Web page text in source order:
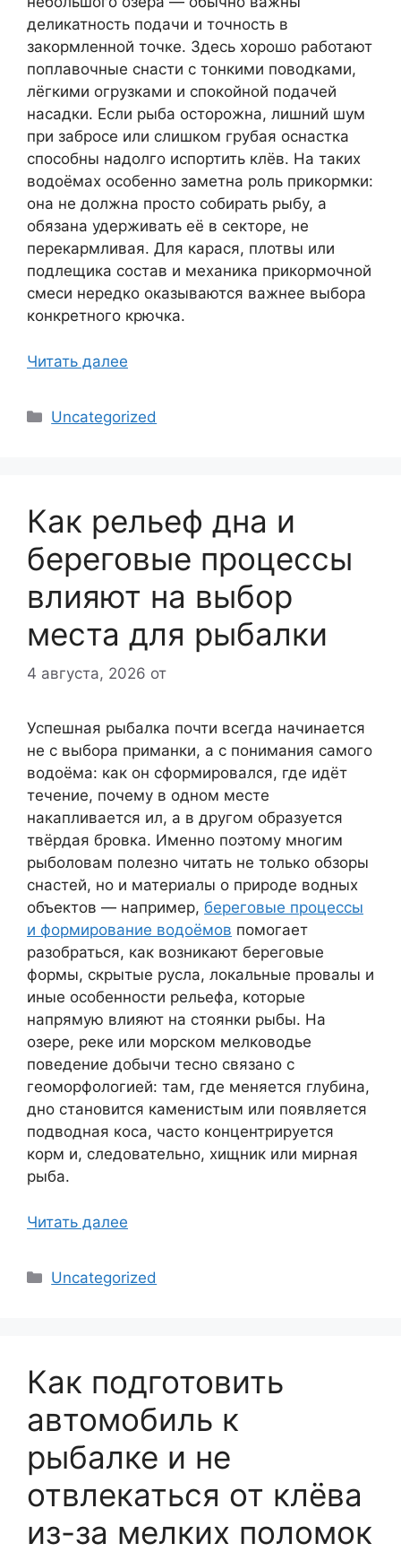
деликатность подачи и точность в
закормленной точке. Здесь хорошо работают
поплавочные снасти с тонкими поводками,
лёгкими огрузками и спокойной подачей
насадки. Если рыба осторожна, лишний шум
при забросе или слишком грубая оснастка
способны надолго испортить клёв. На таких
водоёмах особенно заметна роль прикормки:
она не должна просто собирать рыбу, а
обязана удерживать её в секторе, не
перекармливая. Для карася, плотвы или
подлещика состав и механика прикормочной
смеси нередко оказываются важнее выбора
конкретного крючка.
Читать далее
Рубрики
Uncategorized
Как рельеф дна и
береговые процессы
влияют на выбор
места для рыбалки
4 августа, 2026 от
Успешная рыбалка почти всегда начинается
не с выбора приманки, а с понимания самого
водоёма: как он сформировался, где идёт
течение, почему в одном месте
накапливается ил, а в другом образуется
твёрдая бровка. Именно поэтому многим
рыболовам полезно читать не только обзоры
снастей, но и материалы о природе водных
объектов — например, береговые процессы
и формирование водоёмов помогает
разобраться, как возникают береговые
формы, скрытые русла, локальные провалы и
иные особенности рельефа, которые
напрямую влияют на стоянки рыбы. На
озере, реке или морском мелководье
поведение добычи тесно связано с
геоморфологией: там, где меняется глубина,
дно становится каменистым или появляется
подводная коса, часто концентрируется
корм и, следовательно, хищник или мирная
рыба.
Читать далее
Рубрики
Uncategorized
Как подготовить
автомобиль к
рыбалке и не
отвлекаться от клёва
из-за мелких поломок